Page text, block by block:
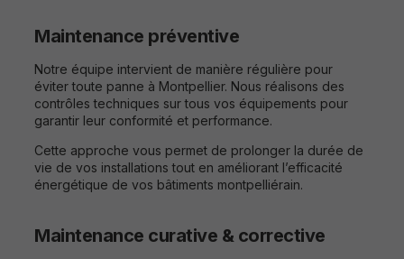
Maintenance préventive
Notre équipe intervient de manière régulière pour
éviter toute panne à Montpellier. Nous réalisons des
contrôles techniques sur tous vos équipements pour
garantir leur conformité et performance.
Cette approche vous permet de prolonger la durée de
vie de vos installations tout en améliorant l’efficacité
énergétique de vos bâtiments montpelliérain.
Maintenance curative & corrective